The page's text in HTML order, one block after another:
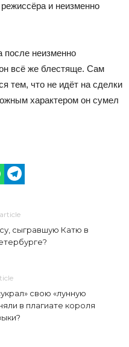
и неизменно
после неизменно
всё же блестяще. Сам
тем, что не идёт на сделки
характером он сумел
сыгравшую Катю в
свою «лунную
в плагиате короля